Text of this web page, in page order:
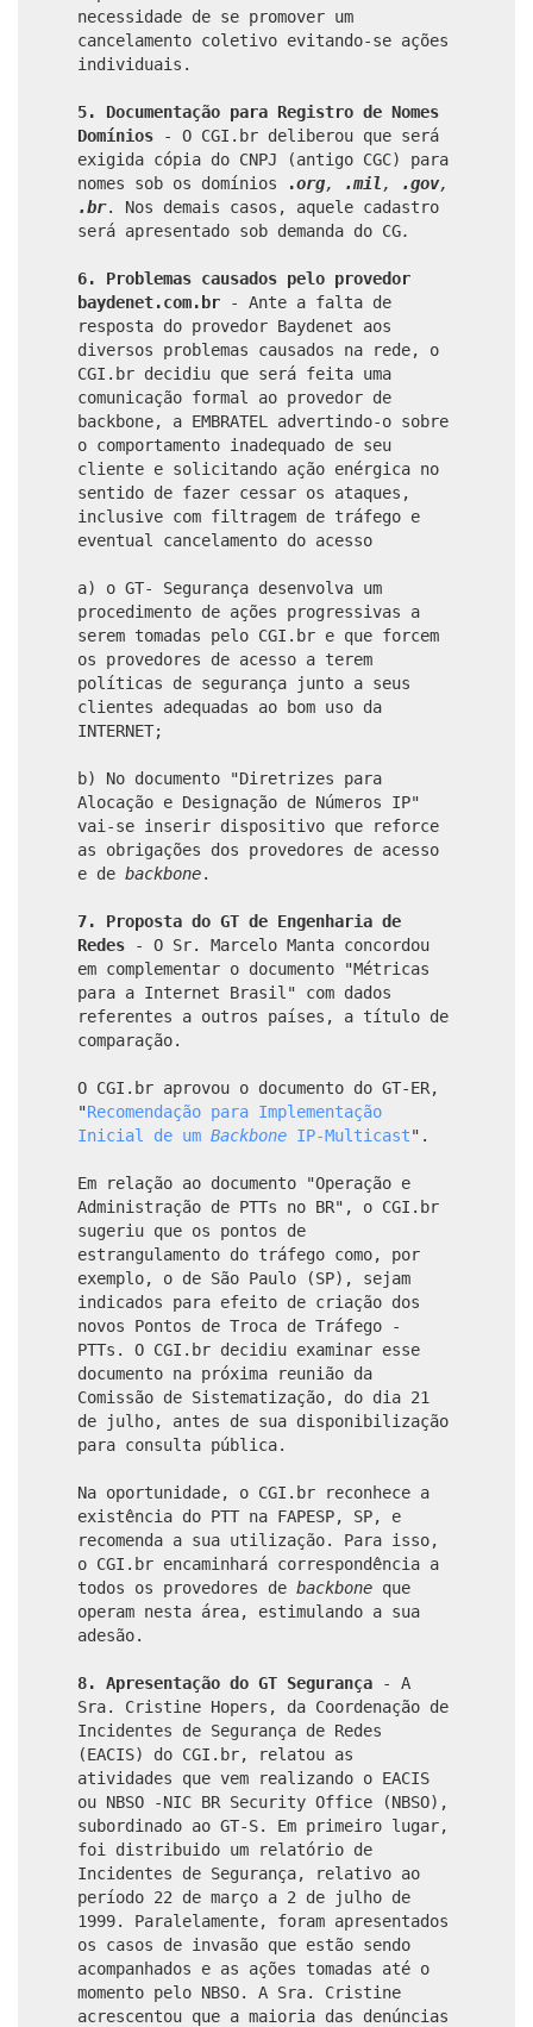
necessidade de se promover um
cancelamento coletivo evitando-se ações
individuais.
5. Documentação para Registro de Nomes
Domínios
- O CGI.br deliberou que será
exigida cópia do CNPJ (antigo CGC) para
nomes sob os domínios
.org, .mil , .gov,
.br. Nos demais casos, aquele cadastro
será apresentado sob demanda do CG.
6.
Problemas causados pelo provedor
baydenet.com.br
- Ante a falta de
resposta do provedor Baydenet aos
diversos problemas causados na rede, o
CGI.br decidiu que será feita uma
comunicação formal ao provedor de
backbone, a EMBRATEL advertindo-o sobre
o comportamento inadequado de seu
cliente e solicitando ação enérgica no
sentido de fazer cessar os ataques,
inclusive com filtragem de tráfego e
eventual cancelamento do acesso
a) o GT- Segurança desenvolva um
procedimento de ações progressivas a
serem tomadas pelo CGI.br e que forcem
os provedores de acesso a terem
políticas de segurança junto a seus
clientes adequadas ao bom uso da
INTERNET;
b) No documento "Diretrizes para
Alocação e Designação de Números IP"
vai-se inserir dispositivo que reforce
as obrigações dos provedores de acesso
e de backbone.
7.
Proposta do GT de Engenharia de
Redes - O Sr. Marcelo Manta concordou
em complementar o documento "Métricas
para a Internet Brasil" com dados
referentes a outros países, a título de
comparação.
O CGI.br aprovou o documento do GT-ER,
"Recomendação para Implementação
Inicial de um Backbone IP-Multicast".
Em relação ao documento "Operação e
Administração de PTTs no BR", o CGI.br
sugeriu que os pontos de
estrangulamento do tráfego como, por
exemplo, o de São Paulo (SP), sejam
indicados para efeito de criação dos
novos Pontos de Troca de Tráfego -
PTTs. O CGI.br decidiu examinar esse
documento na próxima reunião da
Comissão de Sistematização, do dia 21
de julho, antes de sua disponibilização
para consulta pública.
Na oportunidade, o CGI.br reconhece a
existência do PTT na FAPESP, SP, e
recomenda a sua utilização. Para isso,
o CGI.br encaminhará correspondência a
todos os provedores de backbone que
operam nesta área, estimulando a sua
adesão.
8. Apresentação do GT Segurança
- A
Sra. Cristine Hopers, da Coordenação de
Incidentes de Segurança de Redes
(EACIS) do CGI.br, relatou as
atividades que vem realizando o EACIS
ou NBSO -NIC BR Security Office (NBSO),
subordinado ao GT-S. Em primeiro lugar,
foi distribuido um relatório de
Incidentes de Segurança, relativo ao
período 22 de março a 2 de julho de
1999. Paralelamente, foram apresentados
os casos de invasão que estão sendo
acompanhados e as ações tomadas até o
momento pelo NBSO. A Sra. Cristine
acrescentou que a maioria das denúncias